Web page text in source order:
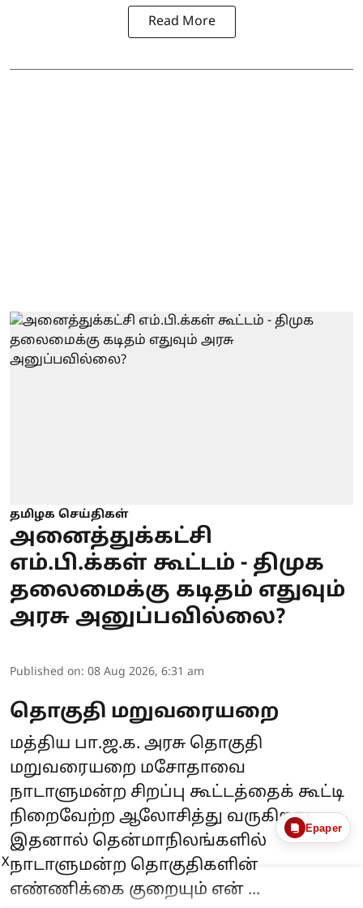
Read More
தமிழக செய்திகள்
அனைத்துக்கட்சி
எம்.பி.க்கள் கூட்டம் - திமுக
தலைமைக்கு கடிதம் எதுவும்
அரசு அனுப்பவில்லை?
Published on: 08 Aug 2026, 6:31 am
தொகுதி மறுவரையறை
மத்திய பா.ஜ.க. அரசு தொகுதி
மறுவரையறை மசோதாவை
நாடாளுமன்ற சிறப்பு கூட்டத்தைக் கூட்டி
நிறைவேற்ற ஆலோசித்து வருகிறது.
இதனால் தென்மாநிலங்களில்
நாடாளுமன்ற தொகுதிகளின்
எண்ணிக்கை குறையும் என் ...
Epaper
X